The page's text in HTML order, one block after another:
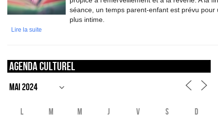
séance, un temps parent-enfant est prévu pour
plus intime.
Lire la suite
Agenda culturel
L M M J V S D